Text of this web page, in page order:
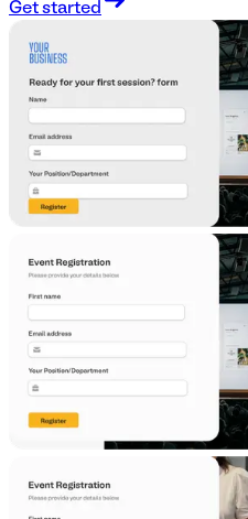
Get started